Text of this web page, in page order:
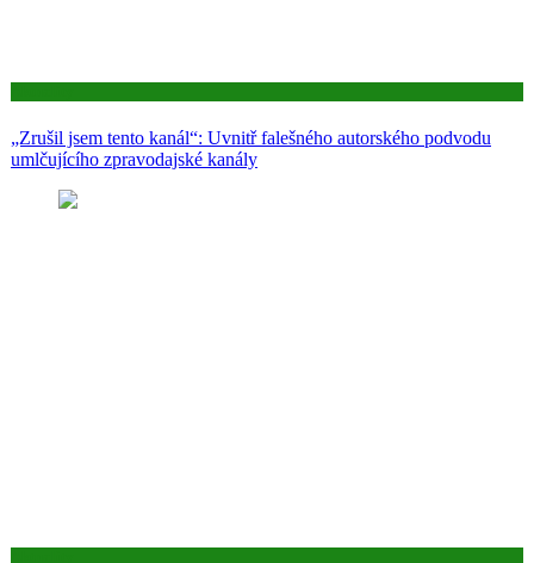
„Zrušil jsem tento kanál“: Uvnitř falešného autorského podvodu
umlčujícího zpravodajské kanály